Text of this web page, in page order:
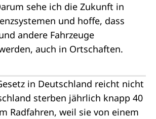
sehe ich die Zukunft in
und hoffe, dass
andere Fahrzeuge
auch in Ortschaften.
in Deutschland reicht nicht
sterben jährlich knapp 40
Radfahren, weil sie von einem